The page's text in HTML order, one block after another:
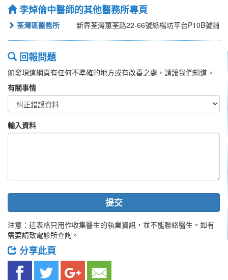
李焯倫中醫師的其他醫務所專頁
荃灣區醫務所 新界荃灣蕙荃路22-66號綠楊坊平台P10B號舖
回報問題
如發現這網頁有任何不準確的地方或有改善之處，請讓我們知道。
有關事情
輸入資料
提交
注意：這表格只用作收集醫生的執業資訊，並不能聯絡醫生。如有
需要請致電診所查詢。
分享此頁